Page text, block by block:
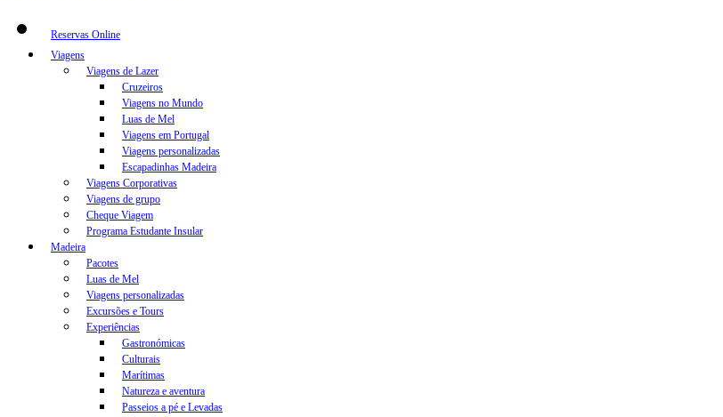
Reservas Online
Viagens
Viagens de Lazer
Cruzeiros
Viagens no Mundo
Luas de Mel
Viagens em Portugal
Viagens personalizadas
Escapadinhas Madeira
Viagens Corporativas
Viagens de grupo
Cheque Viagem
Programa Estudante Insular
Madeira
Pacotes
Luas de Mel
Viagens personalizadas
Excursões e Tours
Experiências
Gastronómicas
Culturais
Marítimas
Natureza e aventura
Passeios a pé e Levadas